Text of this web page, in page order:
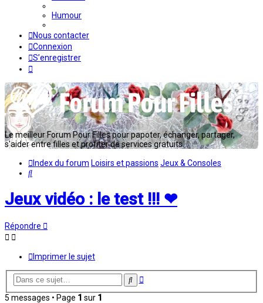
Humour
Nous contacter
Connexion
S’enregistrer
Le meilleur Forum Pour Filles pour papoter, échanger, partager,
s'aider entre filles et profiter de services gratuits...
Index du forum Loisirs et passions Jeux & Consoles
Rechercher
Jeux vidéo : le test !!! ❤
Répondre
Imprimer le sujet
Rechercher
Recherche
5 messages • Page 1 sur 1